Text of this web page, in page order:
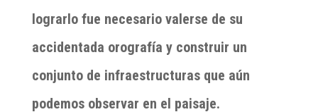
lograrlo fue necesario valerse de su
accidentada orografía y construir un
conjunto de infraestructuras que aún
podemos observar en el paisaje.